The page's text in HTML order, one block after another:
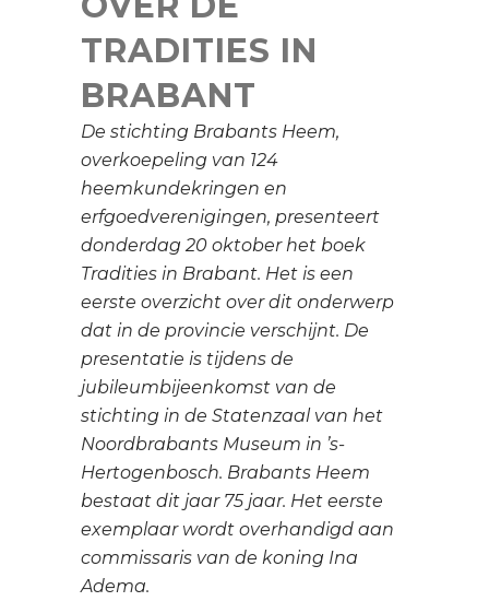
TRADITIES IN
BRABANT
De stichting Brabants Heem,
overkoepeling van 124
heemkundekringen en
erfgoedverenigingen, presenteert
donderdag 20 oktober het boek
Tradities in Brabant. Het is een
eerste overzicht over dit onderwerp
dat in de provincie verschijnt. De
presentatie is tijdens de
jubileumbijeenkomst van de
stichting in de Statenzaal van het
Noordbrabants Museum in ’s-
Hertogenbosch. Brabants Heem
bestaat dit jaar 75 jaar. Het eerste
exemplaar wordt overhandigd aan
commissaris van de koning Ina
Adema.